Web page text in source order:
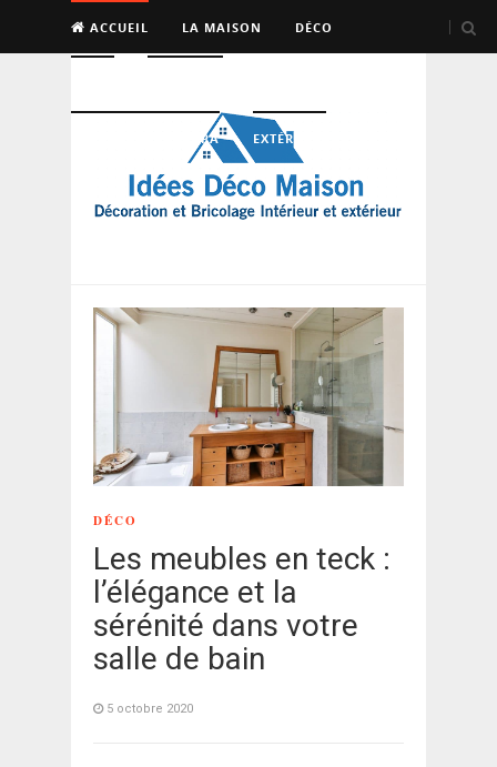
ACCUEIL LA MAISON DÉCO
PISCINE, SAUNA, SPA EXTÉRIEUR
DÉCO
Les meubles en teck :
l’élégance et la
sérénité dans votre
salle de bain
5 octobre 2020